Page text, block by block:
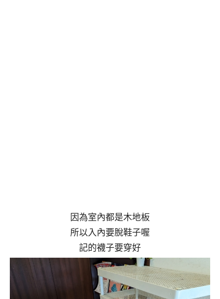
因為室內都是木地板
所以入內要脫鞋子喔
記的襪子要穿好